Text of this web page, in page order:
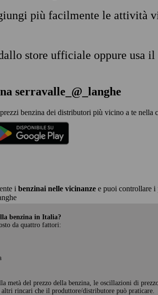
più facilmente le attività
store ufficiale oppure usa il
serravalle_@_langhe
benzina dei distributori più vicino a te nella
i benzinai nelle vicinanze e puoi controllare i
benzina in Italia?
da quattro fattori:
metà del prezzo della benzina, le oscillazioni di
altri rincari che il produttore/distributore può praticare.